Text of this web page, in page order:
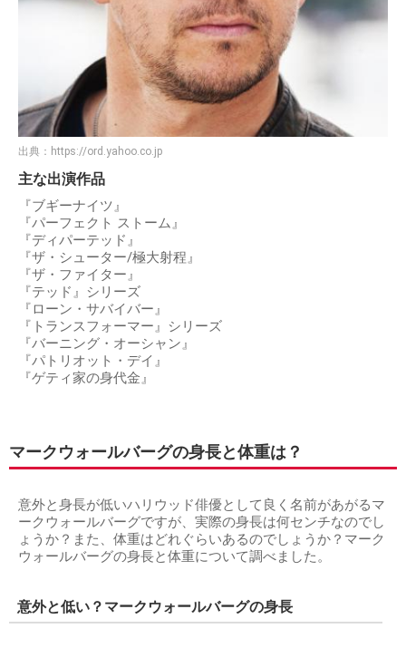
出典： https://ord.yahoo.co.jp
主な出演作品
『ブギーナイツ』
『パーフェクト ストーム』
『ディパーテッド』
『ザ・シューター/極大射程』
『ザ・ファイター』
『テッド』シリーズ
『ローン・サバイバー』
『トランスフォーマー』シリーズ
『バーニング・オーシャン』
『パトリオット・デイ』
『ゲティ家の身代金』
マークウォールバーグの身長と体重は？
意外と身長が低いハリウッド俳優として良く名前があがるマ
ークウォールバーグですが、実際の身長は何センチなのでし
ょうか？また、体重はどれぐらいあるのでしょうか？マーク
ウォールバーグの身長と体重について調べました。
意外と低い？マークウォールバーグの身長